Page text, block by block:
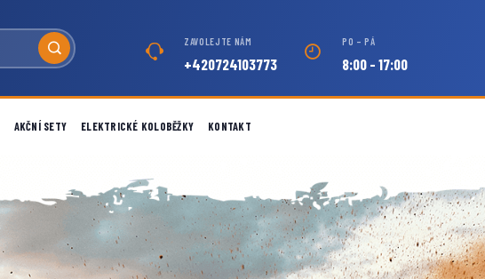
ZAVOLEJTE NÁM
+420724103773
PO – PÁ
8:00 - 17:00
AKČNÍ SETY ELEKTRICKÉ KOLOBĚŽKY KONTAKT